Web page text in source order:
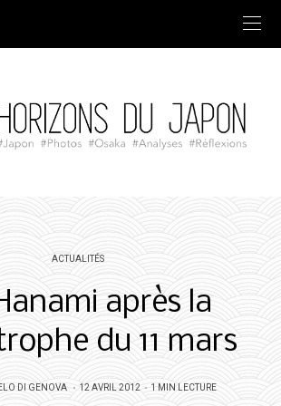
ACTUALITÉS
après la
du 11 mars
DI GENOVA
POSTED
12 AVRIL 2012 1 MIN LECTURE